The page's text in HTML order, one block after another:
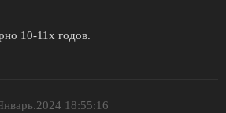
10-11х годов.
18:55:16